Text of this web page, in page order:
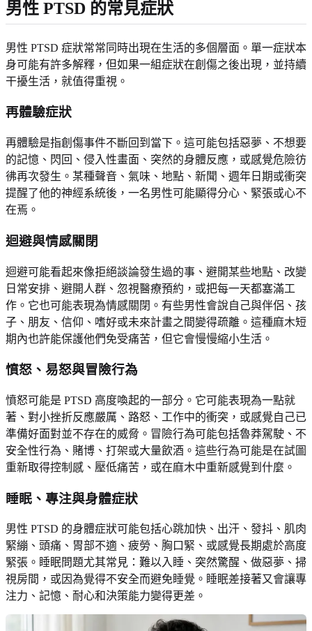
男性 PTSD 的常見症狀
男性 PTSD 症狀常常同時出現在生活的多個層面。單一症狀本
身可能有許多解釋，但如果一組症狀在創傷之後出現，並持續
干擾生活，就值得重視。
再體驗症狀
再體驗是指創傷事件不斷回到當下。這可能包括惡夢、不想要
的記憶、閃回、侵入性畫面、突然的身體反應，或感覺危險彷
彿再次發生。某種聲音、氣味、地點、新聞、週年日期或衝突
提醒了他的神經系統後，一名男性可能顯得分心、緊張或心不
在焉。
迴避與情感關閉
迴避可能看起來像拒絕談論發生過的事、避開某些地點、改變
日常安排、避開人群、忽視醫療預約，或把每一天都塞滿工
作。它也可能表現為情感關閉。有些男性會說自己與伴侶、孩
子、朋友、信仰、嗜好或未來計畫之間變得疏離。這種麻木短
期內也許能保護他們免受痛苦，但它會慢慢縮小生活。
憤怒、易怒與冒險行為
憤怒可能是 PTSD 高度喚起的一部分。它可能表現為一點就
著、對小挫折反應嚴厲、路怒、工作中的衝突，或感覺自己已
準備好面對並不存在的威脅。冒險行為可能包括魯莽駕駛、不
安全性行為、賭博、打架或大量飲酒。這些行為可能是在試圖
重新取得控制感、壓低痛苦，或在麻木中重新感覺到什麼。
睡眠、專注與身體症狀
男性 PTSD 的身體症狀可能包括心跳加快、出汗、發抖、肌肉
緊繃、頭痛、胃部不適、疲勞、胸口緊、或感覺長期處於高度
緊張。睡眠問題尤其常見：難以入睡、突然驚醒、做惡夢、掃
視房間，或因為覺得不安全而避免睡覺。睡眠差接著又會讓專
注力、記憶、耐心和決策能力變得更差。